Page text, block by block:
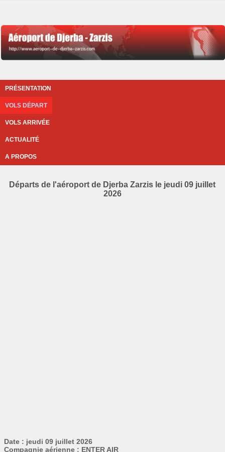
PRÉSENTATION
VOLS DÉPART
VOLS ARRIVÉE
ACTUALITÉ
A PROPOS
Départs de l'aéroport de Djerba Zarzis le jeudi 09 juillet
2026
Date : jeudi 09 juillet 2026
Compagnie aérienne : ENTER AIR